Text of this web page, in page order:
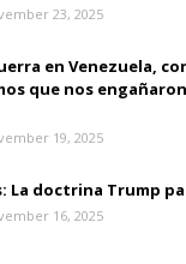
23, 2025
en Venezuela,
que nos
19, 2025
La doctrina Trump
16, 2025